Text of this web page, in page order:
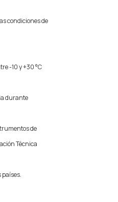
condiciones de
-10 y +30 °C
durante
de
Técnica
países.